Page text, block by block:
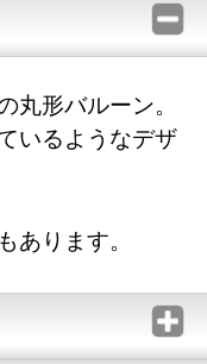
丸形バルーン。
いるようなデザ
あります。